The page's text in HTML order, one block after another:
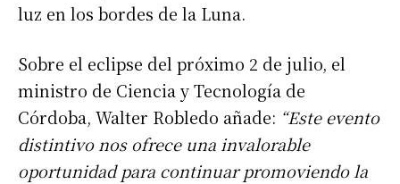
luz en los bordes de la Luna.
Sobre el eclipse del próximo 2 de julio, el
ministro de Ciencia y Tecnología de
Córdoba, Walter Robledo añade: “Este evento
distintivo nos ofrece una invalorable
oportunidad para continuar promoviendo la